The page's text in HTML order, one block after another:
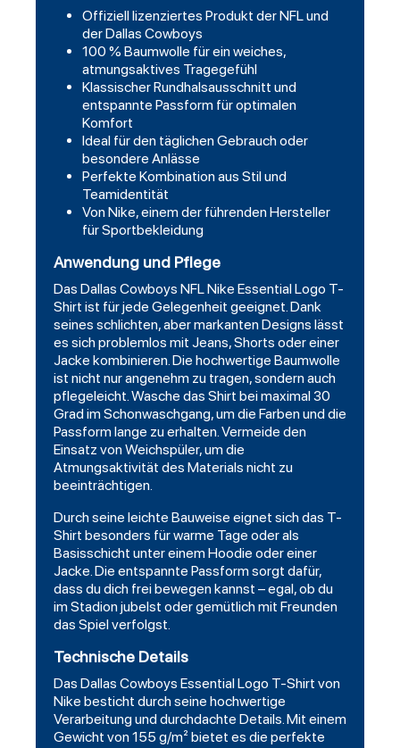
Offiziell lizenziertes Produkt der NFL und
der Dallas Cowboys
100 % Baumwolle für ein weiches,
atmungsaktives Tragegefühl
Klassischer Rundhalsausschnitt und
entspannte Passform für optimalen
Komfort
Ideal für den täglichen Gebrauch oder
besondere Anlässe
Perfekte Kombination aus Stil und
Teamidentität
Von Nike, einem der führenden Hersteller
für Sportbekleidung
Anwendung und Pflege
Das Dallas Cowboys NFL Nike Essential Logo T-
Shirt ist für jede Gelegenheit geeignet. Dank
seines schlichten, aber markanten Designs lässt
es sich problemlos mit Jeans,Shorts oder einer
Jacke kombinieren. Die hochwertige Baumwolle
ist nicht nur angenehm zu tragen, sondern auch
pflegeleicht. Wasche das Shirt bei maximal 30
Grad im Schonwaschgang, um die Farben und die
Passform lange zu erhalten. Vermeide den
Einsatz von Weichspüler, um die
Atmungsaktivität des Materials nicht zu
beeinträchtigen.
Durch seine leichte Bauweise eignet sich das T-
Shirt besonders für warme Tage oder als
Basisschicht unter einem Hoodie oder einer
Jacke. Die entspannte Passform sorgt dafür,
dass du dich frei bewegen kannst – egal, ob du
im Stadion jubelst oder gemütlich mit Freunden
das Spiel verfolgst.
Technische Details
Das Dallas Cowboys Essential Logo T-Shirt von
Nike besticht durch seine hochwertige
Verarbeitung und durchdachte Details. Mit einem
Gewicht von 155 g/m² bietet es die perfekte